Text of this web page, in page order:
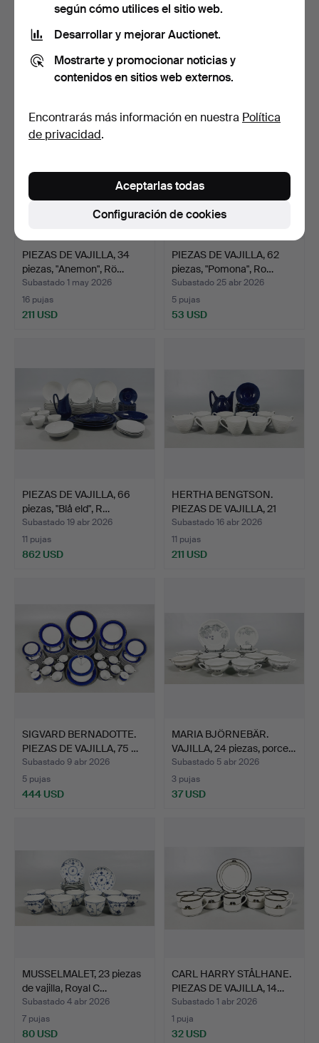
PIEZAS DE VAJILLA, 32
piezas, "Koka", Rörs…
Subastado 2 may 2026
9 pujas
169 USD
JUEGO DE CAFÉ, 9 piezas,
Rosenthal.
1 puja
32 USD
PIEZAS DE VAJILLA, 34
piezas, "Anemon", Rö…
Subastado 1 may 2026
16 pujas
211 USD
PIEZAS DE VAJILLA, 62
piezas, "Pomona", Ro…
Subastado 25 abr 2026
5 pujas
53 USD
PIEZAS DE VAJILLA, 66
piezas, "Blå eld", R…
Subastado 19 abr 2026
11 pujas
862 USD
HERTHA BENGTSON.
PIEZAS DE VAJILLA, 21
pie…
Subastado 16 abr 2026
11 pujas
211 USD
SIGVARD BERNADOTTE.
PIEZAS DE VAJILLA, 75 …
Subastado 9 abr 2026
5 pujas
444 USD
MARIA BJÖRNEBÄR.
VAJILLA, 24 piezas, porce…
Subastado 5 abr 2026
3 pujas
37 USD
MUSSELMALET, 23 piezas
de vajilla, Royal C…
Subastado 4 abr 2026
7 pujas
80 USD
CARL HARRY STÅLHANE.
PIEZAS DE VAJILLA, 14…
Subastado 1 abr 2026
1 puja
32 USD
según cómo utilices el sitio web.
Desarrollar y mejorar Auctionet.
Mostrarte y promocionar noticias y
contenidos en sitios web externos.
Encontrarás más información en nuestra Política
de privacidad.
Configuración de cookies
Aceptarlas todas